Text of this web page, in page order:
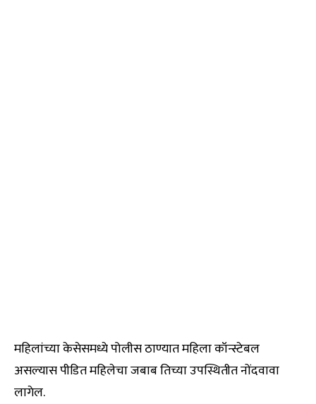
महिलांच्या केसेसमध्ये पोलीस ठाण्यात महिला कॉन्स्टेबल
असल्यास पीडित महिलेचा जबाब तिच्या उपस्थितीत नोंदवावा
लागेल.